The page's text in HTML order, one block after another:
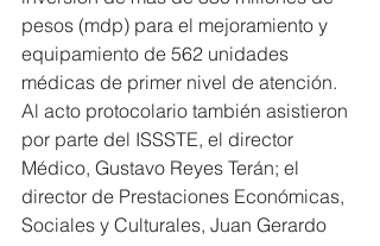
pesos (mdp) para el mejoramiento y
equipamiento de 562 unidades
médicas de primer nivel de atención.
Al acto protocolario también asistieron
por parte del ISSSTE, el director
Médico, Gustavo Reyes Terán; el
director de Prestaciones Económicas,
Sociales y Culturales, Juan Gerardo